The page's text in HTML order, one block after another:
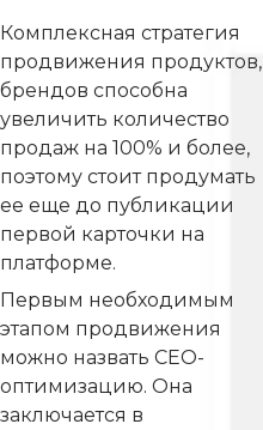
Комплексная стратегия
продвижения продуктов,
брендов способна
увеличить количество
продаж на 100% и более,
поэтому стоит продумать
ее еще до публикации
первой карточки на
платформе.
Первым необходимым
этапом продвижения
можно назвать СЕО-
оптимизацию. Она
заключается в